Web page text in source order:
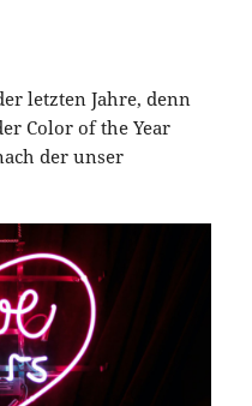
letzten Jahre, denn
Color of the Year
der unser